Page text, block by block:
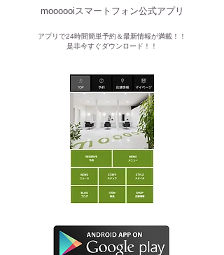
moooooiスマートフォン公式アプリ​
​アプリで24時間簡単予約＆最新情報が満載！！
是非今すぐダウンロード！！